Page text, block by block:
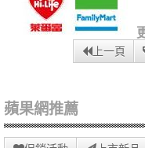
上一頁
蘋果網推薦